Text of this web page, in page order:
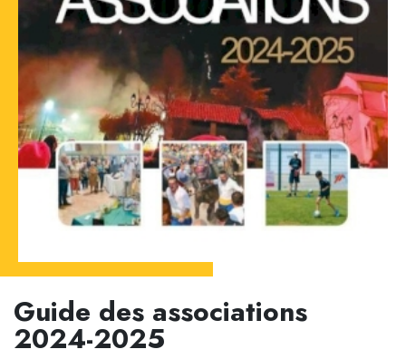
Guide des associations
2024-2025